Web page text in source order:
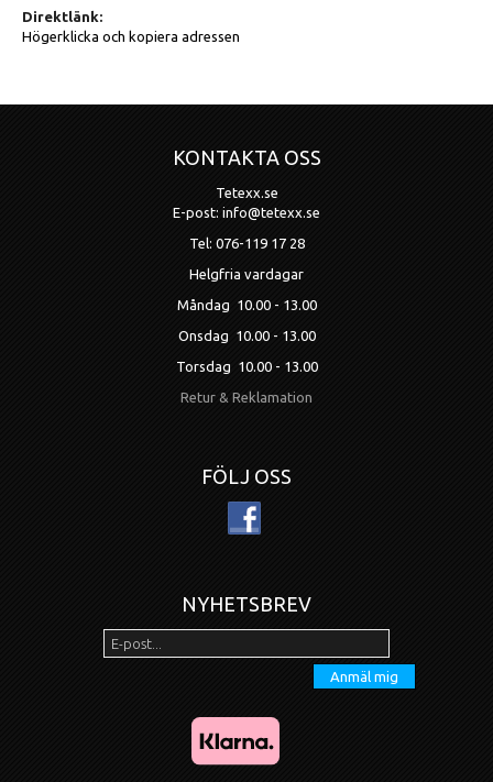
Direktlänk:
Högerklicka och kopiera adressen
KONTAKTA OSS
Tetexx.se
E-post: info@tetexx.se
Tel: 076-119 17 28
Helgfria vardagar
Måndag 10.00 - 13.00
Onsdag 10.00 - 13.00
Torsdag 10.00 - 13.00
Retur & Reklamation
FÖLJ OSS
NYHETSBREV
Anmäl mig